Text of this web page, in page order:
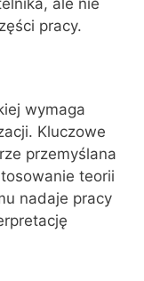
pracy.
wymaga
Kluczowe
przemyślana
teorii
nadaje pracy